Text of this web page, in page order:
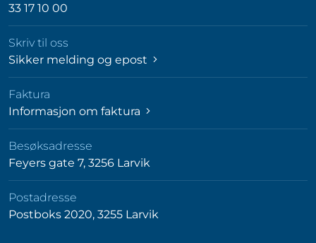
33 17 10 00
Skriv til oss
Sikker melding og epost
Faktura
Informasjon om faktura
Besøksadresse
Feyers gate 7, 3256 Larvik
Postadresse
Postboks 2020, 3255 Larvik